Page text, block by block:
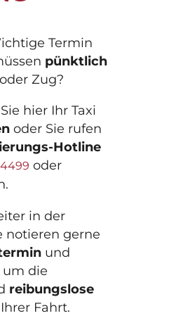
GmbH
Termin
pünktlich
Zug?
hier Ihr Taxi
oder Sie rufen
Hotline
oder
in der
notieren gerne
und
die
reibungslose
Fahrt.